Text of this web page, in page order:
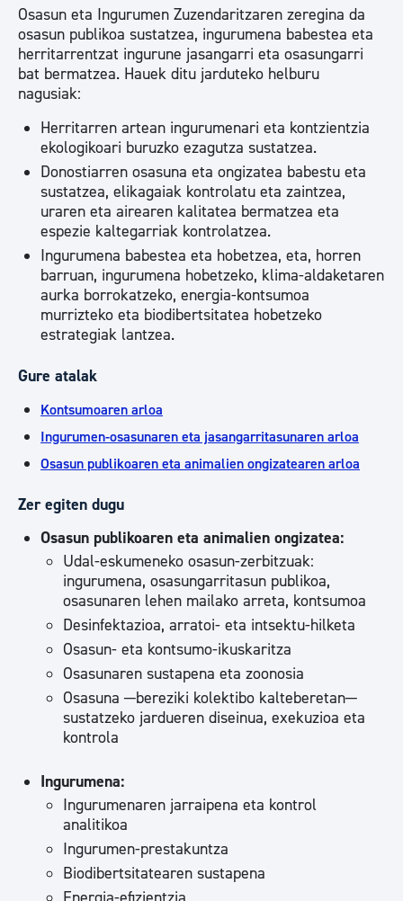
Osasun eta Ingurumen Zuzendaritzaren zeregina da
osasun publikoa sustatzea, ingurumena babestea eta
herritarrentzat ingurune jasangarri eta osasungarri
bat bermatzea. Hauek ditu jarduteko helburu
nagusiak:
Herritarren artean ingurumenari eta kontzientzia
ekologikoari buruzko ezagutza sustatzea.
Donostiarren osasuna eta ongizatea babestu eta
sustatzea, elikagaiak kontrolatu eta zaintzea,
uraren eta airearen kalitatea bermatzea eta
espezie kaltegarriak kontrolatzea.
Ingurumena babestea eta hobetzea, eta, horren
barruan, ingurumena hobetzeko, klima-aldaketaren
aurka borrokatzeko, energia-kontsumoa
murrizteko eta biodibertsitatea hobetzeko
estrategiak lantzea.
Gure atalak
Kontsumoaren arloa
Ingurumen-osasunaren eta jasangarritasunaren arloa
Osasun publikoaren eta animalien ongizatearen arloa
Zer egiten dugu
Osasun publikoaren eta animalien ongizatea:
Udal-eskumeneko osasun-zerbitzuak:
ingurumena, osasungarritasun publikoa,
osasunaren lehen mailako arreta, kontsumoa
Desinfektazioa, arratoi- eta intsektu-hilketa
Osasun- eta kontsumo-ikuskaritza
Osasunaren sustapena eta zoonosia
Osasuna ─bereziki kolektibo kalteberetan─
sustatzeko jardueren diseinua, exekuzioa eta
kontrola
Ingurumena:
Ingurumenaren jarraipena eta kontrol
analitikoa
Ingurumen-prestakuntza
Biodibertsitatearen sustapena